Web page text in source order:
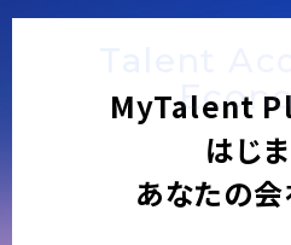
MyTalent
はじま
あなたの